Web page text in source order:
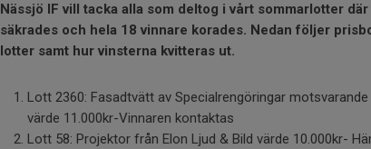
Nässjö IF vill tacka alla som deltog i vårt sommarlotter
säkrades och hela 18 vinnare korades. Nedan följer
lotter samt hur vinsterna kvitteras ut.
Lott 2360: Fasadtvätt av Specialrengöringar
värde 11.000kr-Vinnaren kontaktas
Lott 58: Projektor från Elon Ljud & Bild värde 10.000kr-